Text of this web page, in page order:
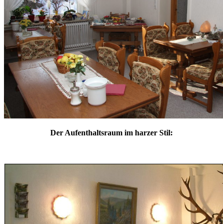
Der Aufenthaltsraum im harzer Stil: